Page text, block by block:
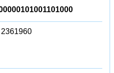
2361960